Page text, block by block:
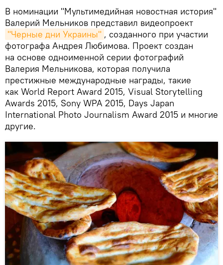
В номинации "Мультимедийная новостная история"
Валерий Мельников представил видеопроект
"Черные дни Украины" , созданного при участии
фотографа Андрея Любимова. Проект создан
на основе одноименной серии фотографий
Валерия Мельникова, которая получила
престижные международные награды, такие
как World Report Award 2015, Visual Storytelling
Awards 2015, Sony WPA 2015, Days Japan
International Photo Journalism Award 2015 и многие
другие.